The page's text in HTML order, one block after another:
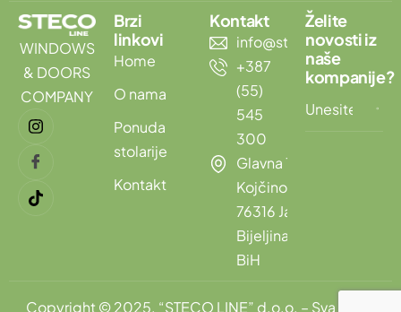
WINDOWS
& DOORS
COMPANY
Brzi
linkovi
Home
O nama
Ponuda
stolarije
Kontakt
Kontakt
info@stecoline.com
+387
(55)
545
300
Glavna 132,
Kojčinovac,
76316 Janja,
Bijeljina,
BiH
Želite
novosti iz
naše
kompanije?
Copyright © 2025. “STECO LINE” d.o.o. – Sva prava